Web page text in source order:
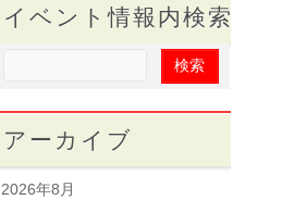
イベント情報内検索
アーカイブ
2026年8月